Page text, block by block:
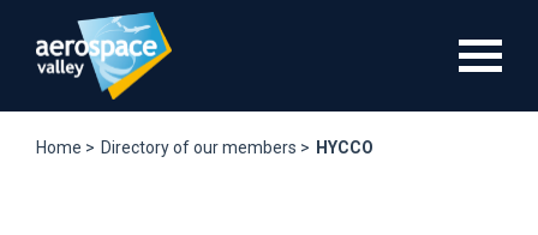
main
Home > Directory of our members > HYCCO